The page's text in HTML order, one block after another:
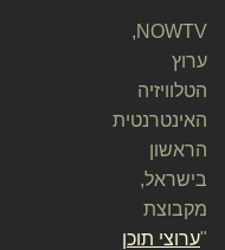
NOWTV,
ערוץ
הטלוויזיה
האינטרנטית
הראשון
בישראל,
מקבוצת
"ערוצי תוכן